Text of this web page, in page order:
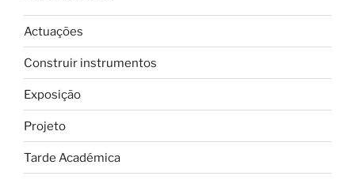
Actuações
Construir instrumentos
Exposição
Projeto
Tarde Académica